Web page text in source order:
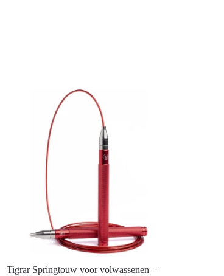
Tigrar Springtouw voor volwassenen –